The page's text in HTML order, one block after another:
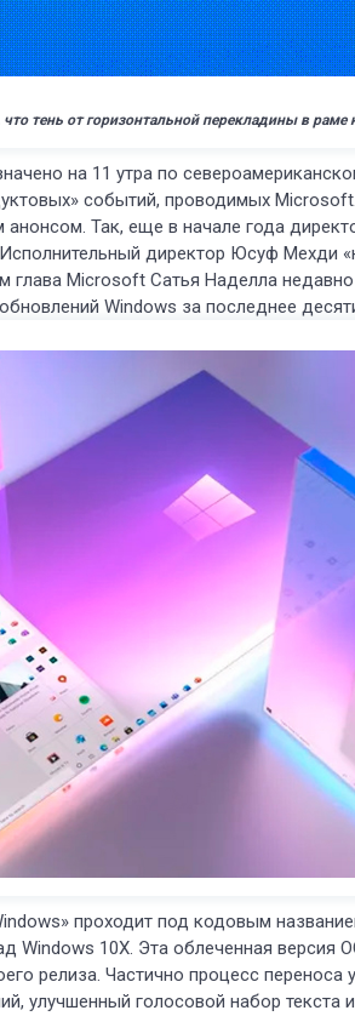
тень от горизонтальной перекладины в раме
на 11 утра по
событий, проводимых
анонсом. Так, еще в начале года
директор Юсуф Мехди
глава Microsoft Сатья Наделла
Windows за последнее
проходит под кодовым
Windows 10X. Эта облеченная версия
релиза. Частично процесс переноса
улучшенный голосовой набор текста